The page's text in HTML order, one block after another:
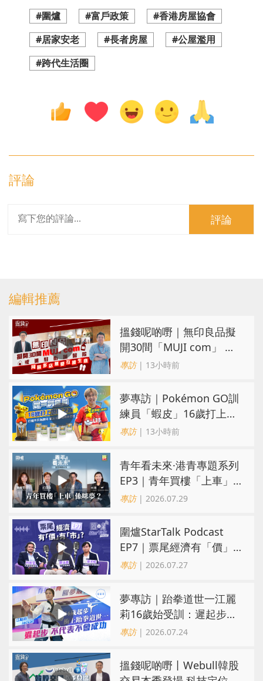
#圍爐 #富戶政策
#香港房屋協會
#居家安老
#長者房屋
#公屋濫用
#跨代生活圈
評論
評論
編輯推薦
搵錢呢啲嘢｜無印良品擬
開30間「MUJI com」 或
進駐街舖醫院 同區多店無
專訪| 13小時前
夢專訪｜Pokémon GO訓
練員「蝦皮」16歲打上世
界第一！戰友成最強後盾
專訪| 13小時前
青年看未來·港青專題系列
EP3｜青年買樓「上車」
係咪夢？ 觀念改變居住選
專訪| 2026.07.29
圍爐StarTalk Podcast
EP7｜票尾經濟有「價」
有「市」？「短期流量」
專訪| 2026.07.27
夢專訪｜跆拳道世一江麗
莉16歲始受訓：遲起步不
代表不會成功
專訪| 2026.07.24
搵錢呢啲嘢丨Webull韓股